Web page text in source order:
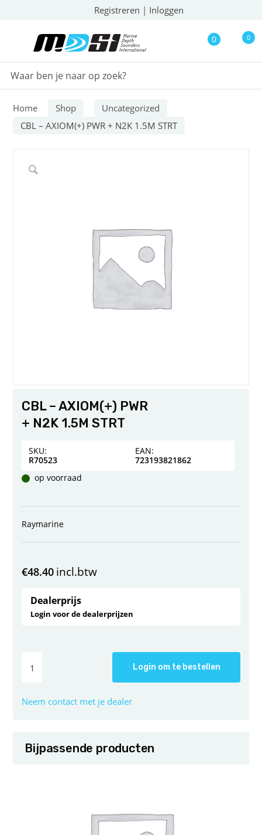
Registreren | Inloggen
0 0
Home Shop
Uncategorized
CBL – AXIOM(+) PWR + N2K 1.5M STRT
CBL – AXIOM(+) PWR
+ N2K 1.5M STRT
SKU:
R70523
EAN:
723193821862
op voorraad
Raymarine
€48.40 incl.btw
Dealerprijs
Login voor de dealerprijzen
Login om te bestellen
Neem contact met je dealer
Bijpassende producten